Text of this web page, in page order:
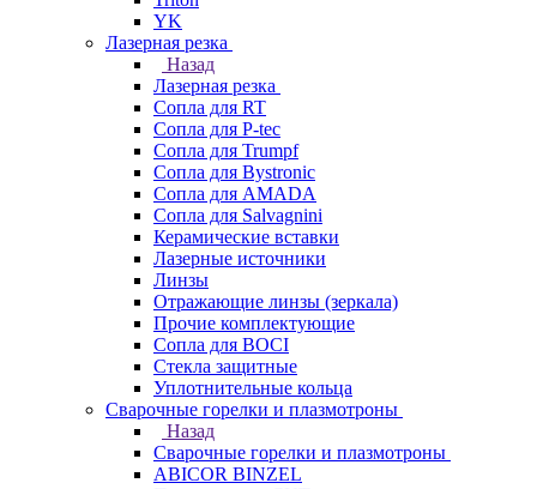
YK
Лазерная резка
Назад
Лазерная резка
Сопла для RT
Сопла для P-tec
Сопла для Trumpf
Сопла для Bystronic
Сопла для AMADA
Сопла для Salvagnini
Керамические вставки
Лазерные источники
Линзы
Отражающие линзы (зеркала)
Прочие комплектующие
Сопла для BOCI
Стекла защитные
Уплотнительные кольца
Сварочные горелки и плазмотроны
Назад
Сварочные горелки и плазмотроны
ABICOR BINZEL